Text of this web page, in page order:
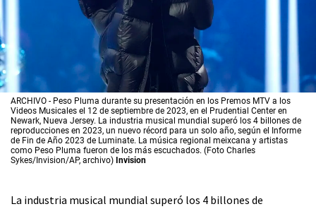
ARCHIVO - Peso Pluma durante su presentación en los Premos MTV a los
Videos Musicales el 12 de septiembre de 2023, en el Prudential Center en
Newark, Nueva Jersey. La industria musical mundial superó los 4 billones de
reproducciones en 2023, un nuevo récord para un solo año, según el Informe
de Fin de Año 2023 de Luminate. La música regional meixcana y artistas
como Peso Pluma fueron de los más escuchados. (Foto Charles
Sykes/Invision/AP, archivo) Invision
La industria musical mundial superó los 4 billones de